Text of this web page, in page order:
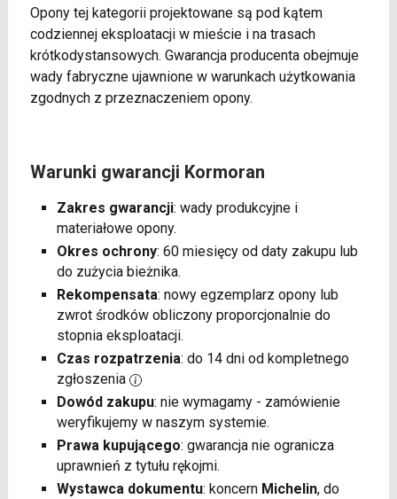
Opony tej kategorii projektowane są pod kątem
codziennej eksploatacji w mieście i na trasach
krótkodystansowych. Gwarancja producenta obejmuje
wady fabryczne ujawnione w warunkach użytkowania
zgodnych z przeznaczeniem opony.
Warunki gwarancji Kormoran
Zakres gwarancji: wady produkcyjne i
materiałowe opony.
Okres ochrony: 60 miesięcy od daty zakupu lub
do zużycia bieżnika.
Rekompensata: nowy egzemplarz opony lub
zwrot środków obliczony proporcjonalnie do
stopnia eksploatacji.
Czas rozpatrzenia: do 14 dni od kompletnego
zgłoszenia
Dowód zakupu: nie wymagamy - zamówienie
weryfikujemy w naszym systemie.
Prawa kupującego: gwarancja nie ogranicza
uprawnień z tytułu rękojmi.
Wystawca dokumentu: koncern Michelin, do